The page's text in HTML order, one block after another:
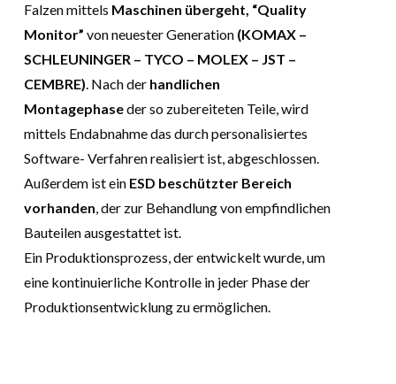
Falzen mittels Maschinen übergeht, “Quality
Monitor” von neuester Generation (KOMAX –
SCHLEUNINGER – TYCO – MOLEX – JST –
CEMBRE). Nach derhandlichen
Montagephaseder so zubereiteten Teile, wird
mittels Endabnahme das durch personalisiertes
Software- Verfahren realisiert ist, abgeschlossen.
Außerdem ist ein ESD beschützter Bereich
vorhanden, der zur Behandlung von empfindlichen
Bauteilen ausgestattet ist.
Ein Produktionsprozess, der entwickelt wurde, um
eine kontinuierliche Kontrolle in jeder Phase der
Produktionsentwicklung zu ermöglichen.